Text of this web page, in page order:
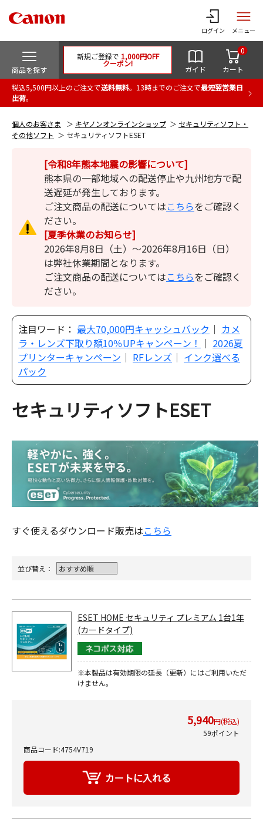
ログイン メニュー
商品を探す
新規ご登録で 1,000円OFF
クーポン!
ガイド カート
0
税込5,500円以上のご注文で送料無料。13時までのご注文で最短翌営業日
出荷。
個人のお客さま キヤノンオンラインショップ
セキュリティソフト・
その他ソフト
セキュリティソフトESET
[令和8年熊本地震の影響について]
熊本県の一部地域への配送停止や九州地方で配
送遅延が発生しております。
ご注文商品の配送についてはこちらをご確認く
ださい。
[夏季休業のお知らせ]
2026年8月8日（土）～2026年8月16日（日）
は弊社休業期間となります。
ご注文商品の配送についてはこちらをご確認く
ださい。
注目ワード： 最大70,000円キャッシュバック ｜ カメ
ラ・レンズ下取り額10％UPキャンペーン！
｜ 2026夏
プリンターキャンペーン ｜ RFレンズ ｜ インク選べる
パック
セキュリティソフトESET
すぐ使えるダウンロード販売はこちら
並び替え：
ESET HOME セキュリティ プレミアム 1台1年
(カードタイプ)
※本製品は有効期限の延長（更新）にはご利用いただ
けません。
5,940円(税込)
59ポイント
商品コード:4754V719